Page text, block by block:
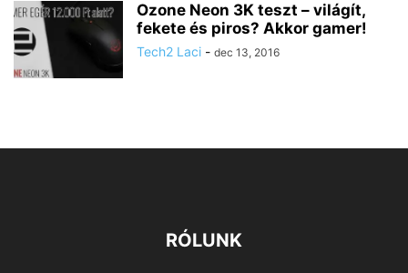
Ozone Neon 3K teszt – világít,
fekete és piros? Akkor gamer!
Tech2 Laci - dec 13, 2016
RÓLUNK